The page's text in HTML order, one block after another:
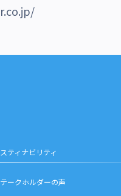
ティナビリティ
ークホルダーの声